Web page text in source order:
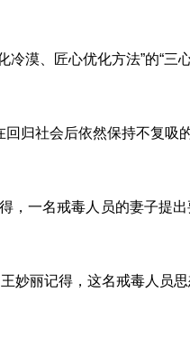
漠、匠心优化方法”的“三
归社会后依然保持不复吸
，一名戒毒人员的妻子提
妙丽记得，这名戒毒人员